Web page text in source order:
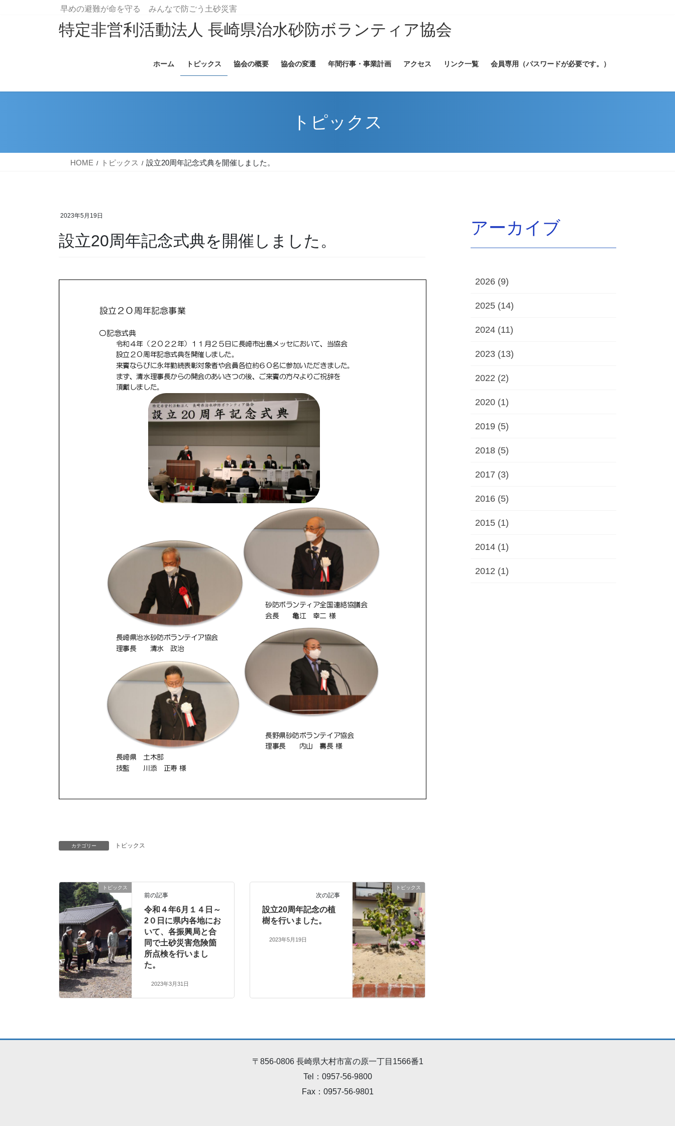
早めの避難が命を守る みんなで防ごう土砂災害
特定非営利活動法人 長崎県治水砂防ボランティア協会
ホーム トピックス 協会の概要 協会の変遷 年間行事・事業計画 アクセス リンク一覧 会員専用（パスワードが必要です。）
トピックス
HOME トピックス 設立20周年記念式典を開催しました。
2023年5月19日
設立20周年記念式典を開催しました。
カテゴリー トピックス
トピックス
前の記事
令和４年6月１４日～
2０日に県内各地にお
いて、各振興局と合
同で土砂災害危険箇
所点検を行いまし
た。
2023年3月31日
トピックス
次の記事
設立20周年記念の植
樹を行いました。
2023年5月19日
アーカイブ
2026 (9)
2025 (14)
2024 (11)
2023 (13)
2022 (2)
2020 (1)
2019 (5)
2018 (5)
2017 (3)
2016 (5)
2015 (1)
2014 (1)
2012 (1)
〒856-0806 長崎県大村市富の原一丁目1566番1
Tel：0957-56-9800
Fax：0957-56-9801